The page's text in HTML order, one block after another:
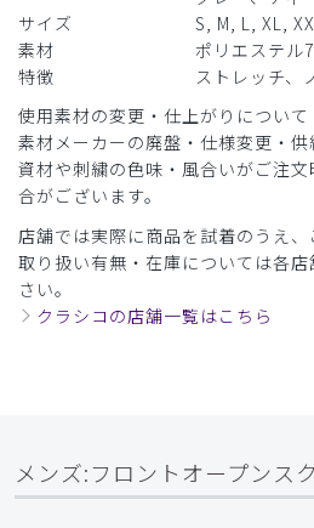
サイズ
S, M, L, XL,
素材
ポリエステ
特徴
ストレッチ、
使用素材の変更・仕上がりについて
素材メーカーの廃盤・仕様変更・供
資材や刺繍の色味・風合いがご注
合がございます。
店舗では実際に商品を試着のうえ、
取り扱い有無・在庫については各
さい。
クラシコの店舗一覧はこちら
メンズ:フロントオープンス